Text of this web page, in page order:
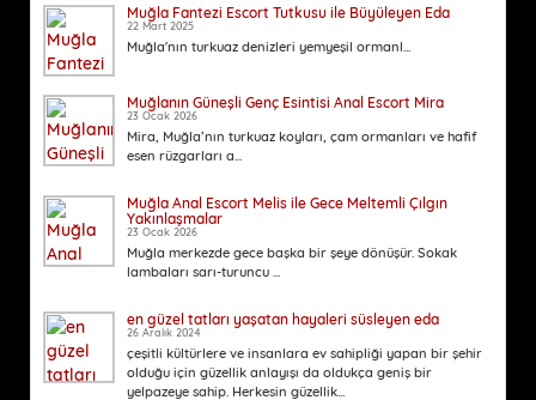
Muğla Fantezi Escort Tutkusu ile Büyüleyen Eda
22 Mart 2025
Muğla'nın turkuaz denizleri yemyeşil ormanl...
Muğlanın Güneşli Genç Esintisi Anal Escort Mira
23 Ocak 2026
Mira, Muğla’nın turkuaz koyları, çam ormanları ve hafif
esen rüzgarları a...
Muğla Anal Escort Melis ile Gece Meltemli Çılgın
Yakınlaşmalar
23 Ocak 2026
Muğla merkezde gece başka bir şeye dönüşür. Sokak
lambaları sarı-turuncu ...
en güzel tatları yaşatan hayaleri süsleyen eda
26 Aralık 2024
çeşitli kültürlere ve insanlara ev sahipliği yapan bir şehir
olduğu için güzellik anlayışı da oldukça geniş bir
yelpazeye sahip. Herkesin güzellik...